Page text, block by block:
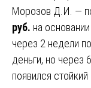
Морозов Д.И. —
руб. на
через 2 недели
деньги, но через
появился